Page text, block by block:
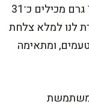
עשירה בסיבים, ומשביעה בנפח קטן. 100 גרם מכילים כ־31
היא עוזרת לנו למלא צלחת
ומתאימה
משתמשת